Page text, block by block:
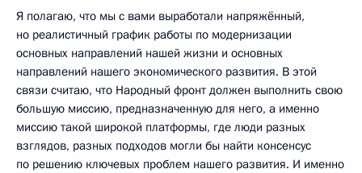
Я полагаю, что мы с вами выработали напряжённый,
но реалистичный график работы по модернизации
основных направлений нашей жизни и основных
направлений нашего экономического развития. В этой
связи считаю, что Народный фронт должен выполнить свою
большую миссию, предназначенную для него, а именно
миссию такой широкой платформы, где люди разных
взглядов, разных подходов могли бы найти консенсус
по решению ключевых проблем нашего развития. И именно